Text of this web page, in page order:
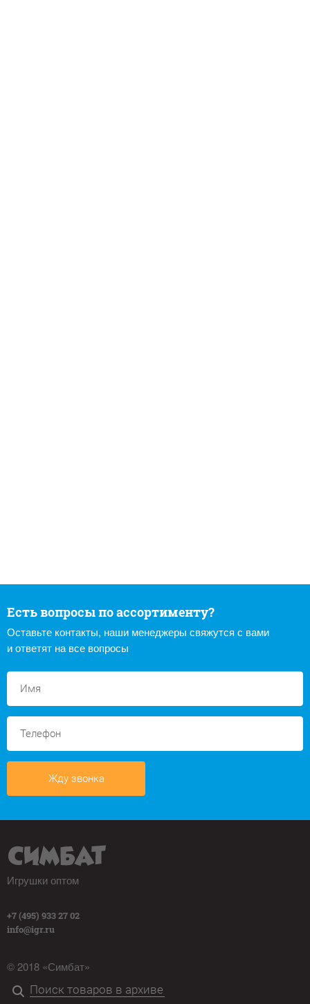
Есть вопросы по ассортименту?
Оставьте контакты, наши менеджеры свяжутся с вами
и ответят на все вопросы
Жду звонка
Игрушки оптом
+7 (495) 933 27 02
info@igr.ru
© 2018 «Симбат»